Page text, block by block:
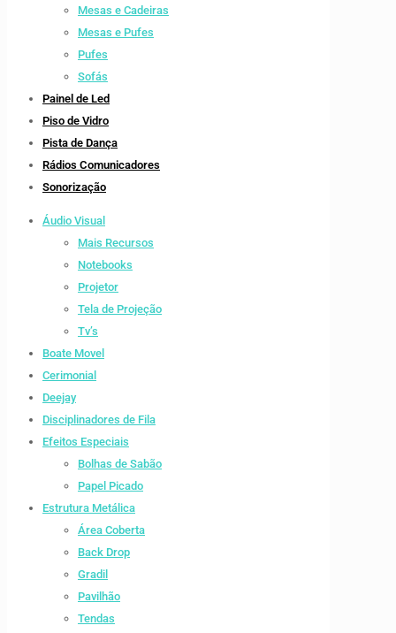
Mesas e Cadeiras
Mesas e Pufes
Pufes
Sofás
Painel de Led
Piso de Vidro
Pista de Dança
Rádios Comunicadores
Sonorização
Áudio Visual
Mais Recursos
Notebooks
Projetor
Tela de Projeção
Tv’s
Boate Movel
Cerimonial
Deejay
Disciplinadores de Fila
Efeitos Especiais
Bolhas de Sabão
Papel Picado
Estrutura Metálica
Área Coberta
Back Drop
Gradil
Pavilhão
Tendas